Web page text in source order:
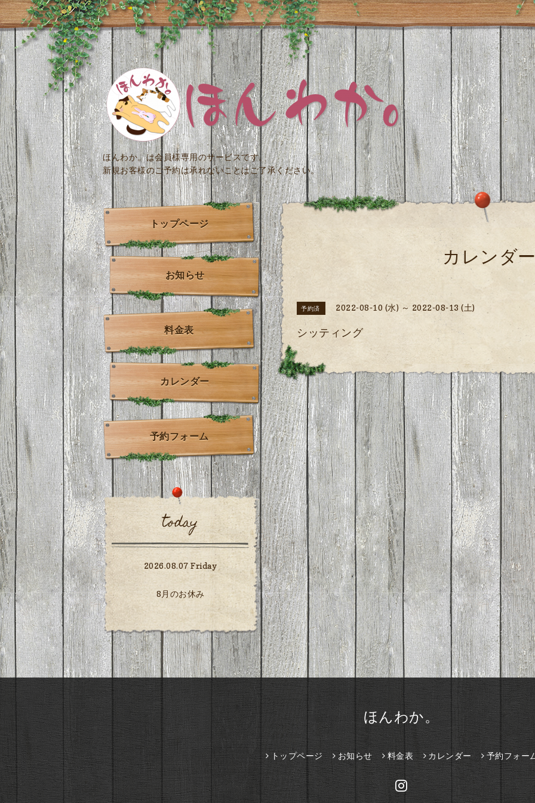
ほんわか。は会員様専用のサービスです。
新規お客様のご予約は承れないことはご了承ください。
カレンダ
予約済 2022-08-10 (水) ～ 2022-08-13 (土)
シッティング
トップページ
お知らせ
料金表
カレンダー
予約フォーム
today
2026.08.07 Friday
8月のお休み
ほんわか。
トップページ お知らせ 料金表 カレンダー 予約フォー